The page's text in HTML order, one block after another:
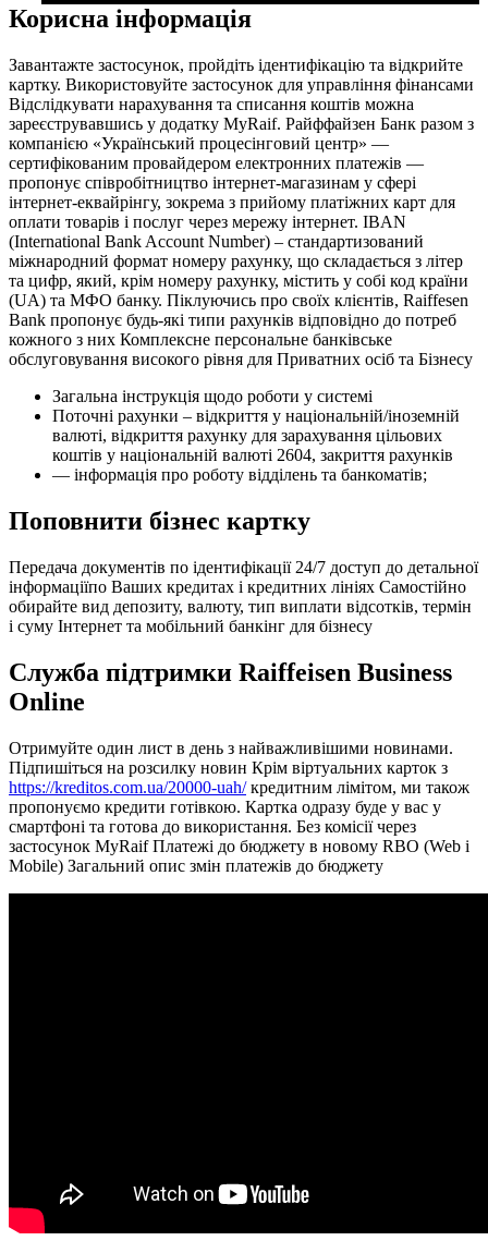
Корисна інформація
Завантажте застосунок, пройдіть ідентифікацію та відкрийте
картку. Використовуйте застосунок для управління фінансами
Відслідкувати нарахування та списання коштів можна
зареєструвавшись у додатку MyRaif. Райффайзен Банк разом з
компанією «Український процесінговий центр» —
сертифікованим провайдером електронних платежів —
пропонує співробітництво інтернет-магазинам у сфері
інтернет-еквайрінгу, зокрема з прийому платіжних карт для
оплати товарів і послуг через мережу інтернет. IBAN
(International Bank Account Number) – стандартизований
міжнародний формат номеру рахунку, що складається з літер
та цифр, який, крім номеру рахунку, містить у собі код країни
(UA) та МФО банку. Піклуючись про своїх клієнтів, Raiffesen
Bank пропонує будь-які типи рахунків відповідно до потреб
кожного з них Комплексне персональне банківське
обслуговування високого рівня для Приватних осіб та Бізнесу
Загальна інструкція щодо роботи у системі
Поточні рахунки – відкриття у національній/іноземній
валюті, відкриття рахунку для зарахування цільових
коштів у національній валюті 2604, закриття рахунків
— інформація про роботу відділень та банкоматів;
Поповнити бізнес картку
Передача документів по ідентифікації 24/7 доступ до детальної
інформаціїпо Ваших кредитах і кредитних лініях Самостійно
обирайте вид депозиту, валюту, тип виплати відсотків, термін
і суму Інтернет та мобільний банкінг для бізнесу
Служба підтримки Raiffeisen Business
Online
Отримуйте один лист в день з найважливішими новинами.
Підпишіться на розсилку новин Крім віртуальних карток з
https://kreditos.com.ua/20000-uah/кредитним лімітом, ми також
пропонуємо кредити готівкою. Картка одразу буде у вас у
смартфоні та готова до використання. Без комісії через
застосунок MyRaif Платежі до бюджету в новому RBO (Web і
Mobile) Загальний опис змін платежів до бюджету